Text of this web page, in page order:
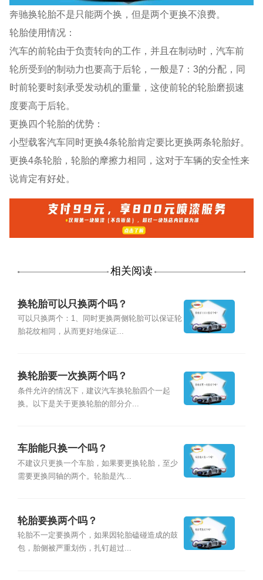
奔驰换轮胎不是只能两个换，但是两个更换不浪费。
轮胎使用情况：
汽车的前轮由于负责转向的工作，并且在制动时，汽车前
轮所受到的制动力也要高于后轮，一般是7：3的分配，同
时前轮要时刻承受发动机的重量，这使前轮的轮胎磨损速
度要高于后轮。
更换四个轮胎的优势：
小型载客汽车同时更换4条轮胎肯定要比更换两条轮胎好。
更换4条轮胎，轮胎的摩擦力相同，这对于车辆的安全性来
说肯定有好处。
相关阅读
换轮胎可以只换两个吗？
可以只换两个：1、同时更换两侧轮胎可以保证轮
胎花纹相同，从而更好地保证...
换轮胎要一次换两个吗？
条件允许的情况下，建议汽车换轮胎四个一起
换。以下是关于更换轮胎的部分介...
车胎能只换一个吗？
不建议只更换一个车胎，如果要更换轮胎，至少
需要更换同轴的两个。轮胎是汽...
轮胎要换两个吗？
轮胎不一定要换两个，如果因轮胎磕碰造成的鼓
包，胎侧被严重划伤，扎钉超过...